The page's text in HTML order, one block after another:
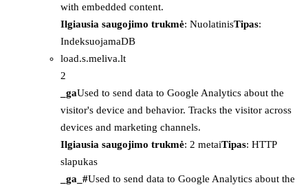
with embedded content.
Ilgiausia saugojimo trukmė: NuolatinisTipas:
IndeksuojamaDB
load.s.meliva.lt
2
_gaUsed to send data to Google Analytics about the
visitor's device and behavior. Tracks the visitor across
devices and marketing channels.
Ilgiausia saugojimo trukmė: 2 metaiTipas: HTTP
slapukas
_ga_#Used to send data to Google Analytics about the